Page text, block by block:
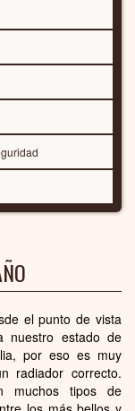
el punto de vista
nuestro estado de
por eso es muy
radiador correcto.
muchos tipos de